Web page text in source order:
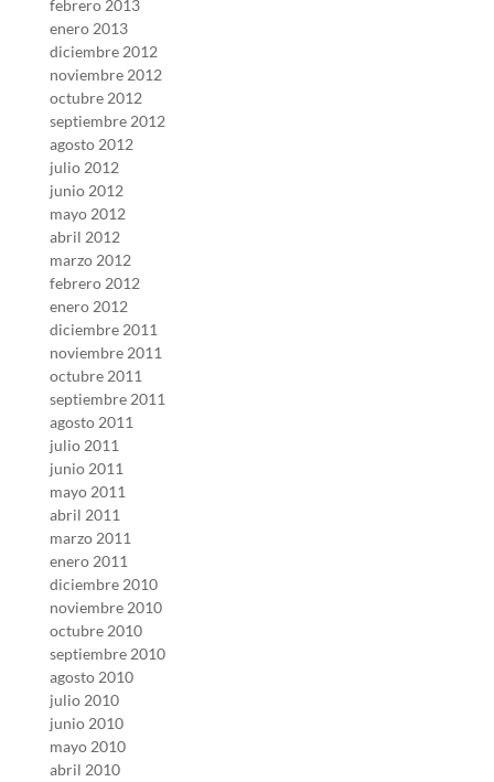
febrero 2013
enero 2013
diciembre 2012
noviembre 2012
octubre 2012
septiembre 2012
agosto 2012
julio 2012
junio 2012
mayo 2012
abril 2012
marzo 2012
febrero 2012
enero 2012
diciembre 2011
noviembre 2011
octubre 2011
septiembre 2011
agosto 2011
julio 2011
junio 2011
mayo 2011
abril 2011
marzo 2011
enero 2011
diciembre 2010
noviembre 2010
octubre 2010
septiembre 2010
agosto 2010
julio 2010
junio 2010
mayo 2010
abril 2010